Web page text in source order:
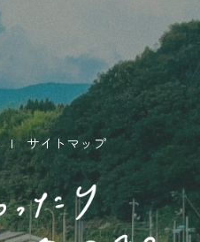
サイトマップ